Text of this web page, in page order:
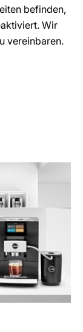
befinden,
Wir
vereinbaren.